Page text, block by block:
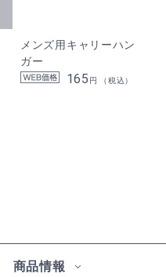
メンズ用キャリーハン
ガー
165 円 （税込）
商品情報